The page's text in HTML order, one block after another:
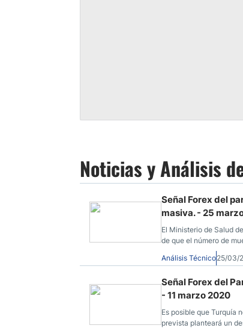
Noticias y Análisis
Señal Forex del
masiva. - 25
El Ministerio de Salud
de que el número de
Análisis Técnico25/03/
Señal Forex del
- 11 marzo 2020
Es posible que Turquía
prevista planteará un